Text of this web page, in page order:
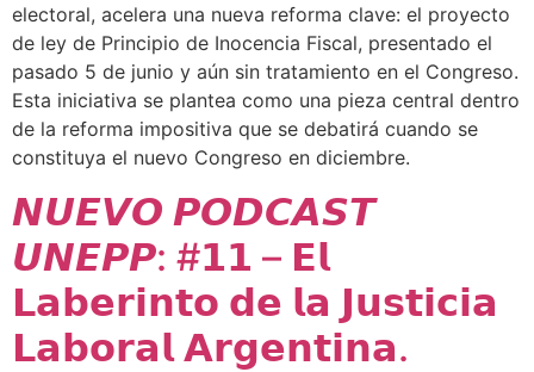
electoral, acelera una nueva reforma clave: el proyecto
de ley de Principio de Inocencia Fiscal, presentado el
pasado 5 de junio y aún sin tratamiento en el Congreso.
Esta iniciativa se plantea como una pieza central dentro
de la reforma impositiva que se debatirá cuando se
constituya el nuevo Congreso en diciembre.
𝙉𝙐𝙀𝙑𝙊 𝙋𝙊𝘿𝘾𝘼𝙎𝙏
𝙐𝙉𝙀𝙋𝙋: #𝟭𝟭 – 𝗘𝗹
𝗟𝗮𝗯𝗲𝗿𝗶𝗻𝘁𝗼 𝗱𝗲 𝗹𝗮 𝗝𝘂𝘀𝘁𝗶𝗰𝗶𝗮
𝗟𝗮𝗯𝗼𝗿𝗮𝗹 𝗔𝗿𝗴𝗲𝗻𝘁𝗶𝗻𝗮.